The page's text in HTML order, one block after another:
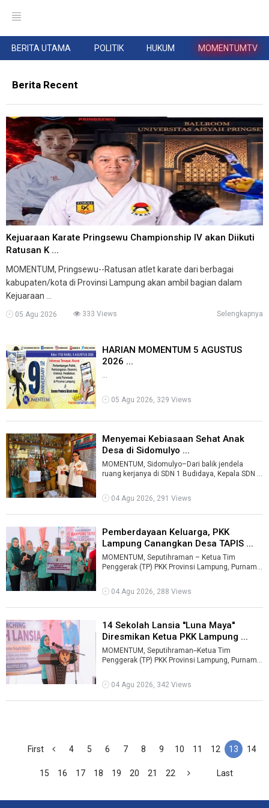
BERITA UTAMA POLITIK HUKUM MOMENTUMTV
Berita Recent
Kejuaraan Karate Pringsewu Championship IV akan Diikuti
Ratusan K ...
MOMENTUM, Pringsewu--Ratusan atlet karate dari berbagai
kabupaten/kota di Provinsi Lampung akan ambil bagian dalam
Kejuaraan ...
05 Agu 2026 333 Views Selengkapnya
HARIAN MOMENTUM 5 AGUSTUS
2026 ...
...
05 Agu 2026, 329 Views
Menyemai Kebiasaan Sehat Anak
Desa di Sidomulyo ...
MOMENTUM, Sidomulyo–Dari balik jendela
ruang kerjanya di SDN 1 Budidaya, Kepala SDN 1
04 Agu 2026, 291 Views
Pemberdayaan Keluarga, PKK
Lampung Canangkan Desa TAPIS ...
MOMENTUM, Seputihraman – Ketua Tim
Penggerak (TP) PKK Provinsi Lampung, Purnama
TAPI ...
04 Agu 2026, 288 Views
14 Sekolah Lansia ''Luna Maya''
Diresmikan Ketua PKK Lampung ...
MOMENTUM, Seputihraman--Ketua Tim
Penggerak (TP) PKK Provinsi Lampung, Purnama
"Lu ...
04 Agu 2026, 342 Views
First 4 5 6 7 8 9 10 11 12 13 14
15 16 17 18 19 20 21 22 Last